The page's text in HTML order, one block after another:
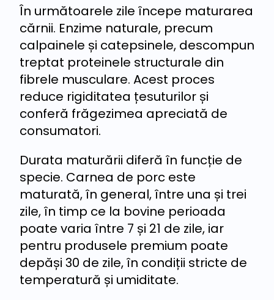
În următoarele zile începe maturarea
cărnii. Enzime naturale, precum
calpainele și catepsinele, descompun
treptat proteinele structurale din
fibrele musculare. Acest proces
reduce rigiditatea țesuturilor și
conferă frăgezimea apreciată de
consumatori.
Durata maturării diferă în funcție de
specie. Carnea de porc este
maturată, în general, între una și trei
zile, în timp ce la bovine perioada
poate varia între 7 și 21 de zile, iar
pentru produsele premium poate
depăși 30 de zile, în condiții stricte de
temperatură și umiditate.